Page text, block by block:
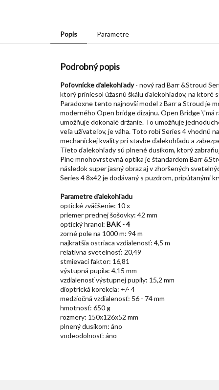
Popis Parametre
Podrobný popis
Poľovnícke ďalekohľady- nový rad Barr &Stroud
ktorý priniesol úžasnú škálu ďalekohľadov, na ktoré
Paradoxne tento najnovší model z Barr a Stroud je
moderného Open bridge dizajnu. Open Bridge
umožňuje dokonalé držanie. To umožňuje
veľa užívateľov, je váha. Toto robí Series 4 vhodnú
mechanickej kvality pri stavbe ďalekohľadu a
Tieto ďalekohľady sú plnené dusíkom, ktorý
Plne mnohovrstevná optika je štandardom Barr
následok super jasný obraz aj v zhoršených
Series 4 8x42 je dodávaný s puzdrom, pripútanými
Parametre ďalekohľadu
optické zväčšenie: 10 x
priemer prednej šošovky: 42 mm
optický hranol: BAK - 4
zorné pole na 1000 m: 94 m
najkratšia ostriaca vzdialenosť: 4,5 m
relatívna svetelnosť: 20,49
stmievací faktor: 16,81
výstupná pupila: 4,15 mm
vzdialenosť výstupnej pupily: 15,2 mm
dioptrická korekcia: +/- 4
medziočná vzdialenosť: 56 - 74 mm
hmotnosť: 650 g
rozmery: 150x126x52 mm
plnený dusíkom: áno
vodeodolnosť: áno